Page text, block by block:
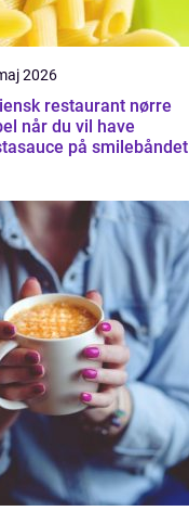
2026
restaurant nørre
have
på smilebåndet